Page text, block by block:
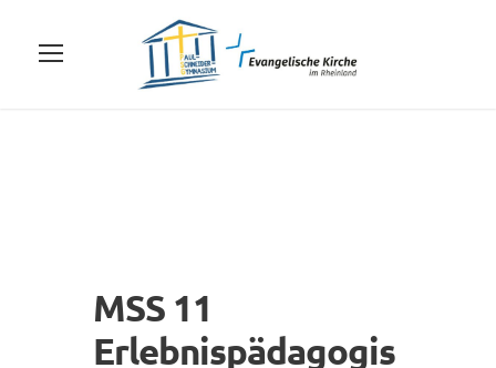
MSS 11
Erlebnispädagogis